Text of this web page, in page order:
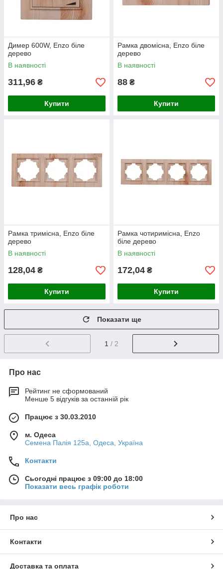
Димер 600W, Enzo біле
дерево
В наявності
311,96 ₴
Купити
Рамка двомісна, Enzo біле
дерево
В наявності
88 ₴
Купити
Рамка тримісна, Enzo біле
дерево
В наявності
128,04 ₴
Купити
Рамка чотиримісна, Enzo
біле дерево
В наявності
172,04 ₴
Купити
Показати ще
1 / 2
Про нас
Рейтинг не сформований
Менше 5 відгуків за останній рік
Працює з 30.03.2010
м. Одеса
Семена Палія 125а, Одеса, Україна
Контакти
Сьогодні працює з 09:00 до 18:00
Показати весь графік роботи
Про нас
Контакти
Доставка та оплата